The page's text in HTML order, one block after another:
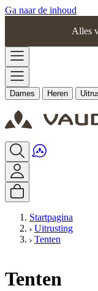
Ga naar de inhoud
Alles
Dames Heren
Startpagina
Uitrusting
Tenten
Tenten